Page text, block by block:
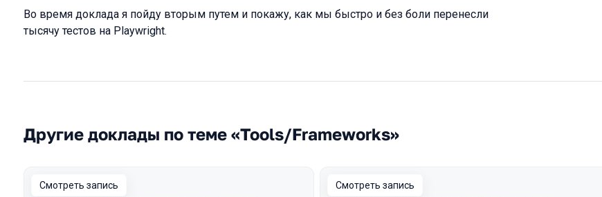
Во время доклада я пойду вторым путем и покажу, как мы быстро и без боли перенесли
тысячу тестов на Playwright.
Другие доклады по теме «Tools/Frameworks»
Смотреть запись Смотреть запись